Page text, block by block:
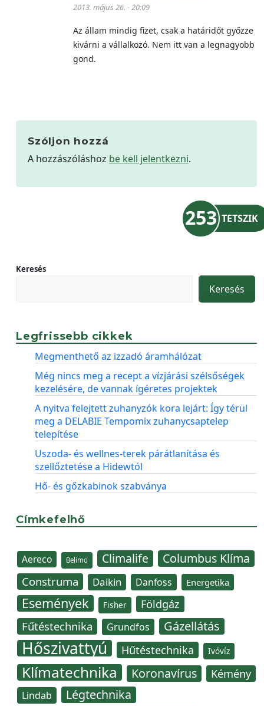
2013. május 26. - 20:09
Az állam mindig fizet, csak a határidőt győzze
kivárni a vállalkozó. Nem itt van a legnagyobb
gond.
Szóljon hozzá
A hozzászóláshoz be kell jelentkezni.
253 TETSZIK
Keresés
Keresés
Legfrissebb cikkek
Megmenthető az izzadó áramhálózat
Még nincs meg a recept a vízjárási szélsőségek
kezelésére, de vannak ígéretes projektek
A nyitva felejtett zuhanyzók kora lejárt: Így térül
meg a DELABIE Tempomix zuhanycsaptelep
telepítése
Uszoda- és wellnes-terek párátlanítása és
szellőztetése a Hidewtól
Hő- és gőzkabinok szabványa
Címkefelhő
Aereco Belimo Climalife Columbus Klíma
Construma Daikin Danfoss Energetika
Események Fisher Földgáz
Fűtéstechnika Grundfos Gázellátás
Hőszivattyú Hűtéstechnika Ivóvíz
Klímatechnika Koronavírus Kémény
Lindab Légtechnika